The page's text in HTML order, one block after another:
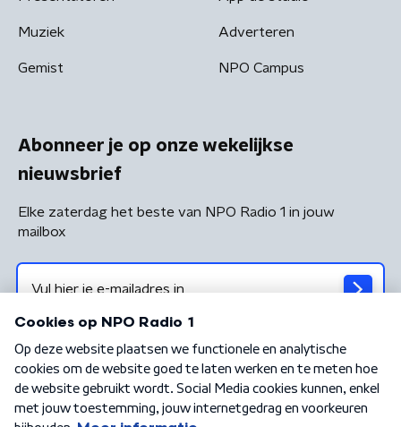
Muziek
Gemist
Adverteren
NPO Campus
Abonneer je op onze wekelijkse
nieuwsbrief
Elke zaterdag het beste van NPO Radio 1 in jouw
mailbox
Algemene voorwaarden